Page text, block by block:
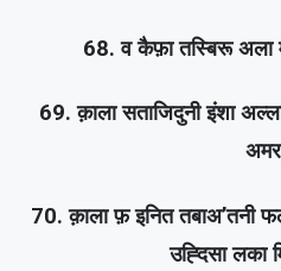
68. व कैफ़ा तस्बिरू अला
69. क़ाला सताजिदुनी इंशा
70. क़ाला फ़ इनित तबाअ’तनी
उह्दिसा लका